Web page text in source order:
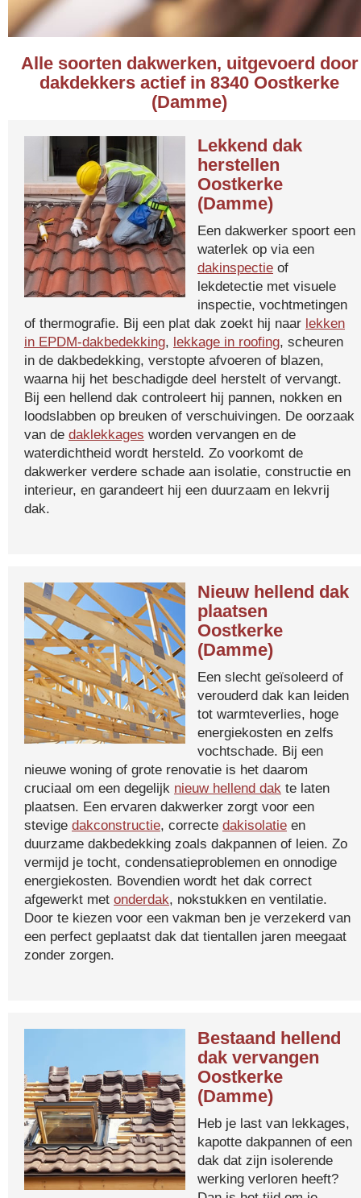
Alle soorten dakwerken, uitgevoerd door
dakdekkers actief in 8340 Oostkerke
(Damme)
Lekkend dak
herstellen
Oostkerke
(Damme)
Een dakwerker spoort een
waterlek op via een
dakinspectie of
lekdetectie met visuele
inspectie, vochtmetingen
of thermografie. Bij een plat dak zoekt hij naar lekken
in EPDM-dakbedekking, lekkage in roofing, scheuren
in de dakbedekking, verstopte afvoeren of blazen,
waarna hij het beschadigde deel herstelt of vervangt.
Bij een hellend dak controleert hij pannen, nokken en
loodslabben op breuken of verschuivingen. De oorzaak
van de daklekkages worden vervangen en de
waterdichtheid wordt hersteld. Zo voorkomt de
dakwerker verdere schade aan isolatie, constructie en
interieur, en garandeert hij een duurzaam en lekvrij
dak.
Nieuw hellend dak
plaatsen
Oostkerke
(Damme)
Een slecht geïsoleerd of
verouderd dak kan leiden
tot warmteverlies, hoge
energiekosten en zelfs
vochtschade. Bij een
nieuwe woning of grote renovatie is het daarom
cruciaal om een degelijk nieuw hellend dak te laten
plaatsen. Een ervaren dakwerker zorgt voor een
stevige dakconstructie, correcte dakisolatie en
duurzame dakbedekking zoals dakpannen of leien. Zo
vermijd je tocht, condensatieproblemen en onnodige
energiekosten. Bovendien wordt het dak correct
afgewerkt met onderdak, nokstukken en ventilatie.
Door te kiezen voor een vakman ben je verzekerd van
een perfect geplaatst dak dat tientallen jaren meegaat
zonder zorgen.
Bestaand hellend
dak vervangen
Oostkerke
(Damme)
Heb je last van lekkages,
kapotte dakpannen of een
dak dat zijn isolerende
werking verloren heeft?